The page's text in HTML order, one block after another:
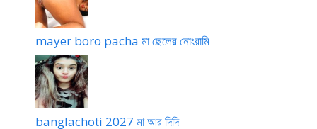
mayer boro pacha মা ছেলের নোংরামি
banglachoti 2027 মা আর দিদি